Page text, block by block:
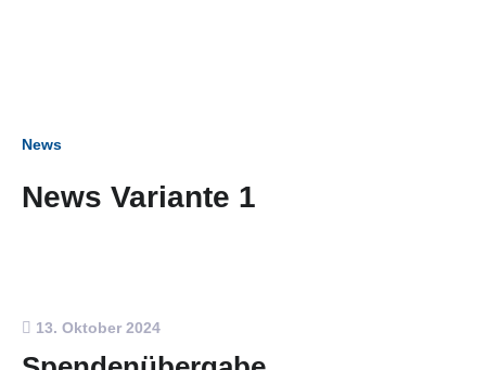
News
News Variante 1
13. Oktober 2024